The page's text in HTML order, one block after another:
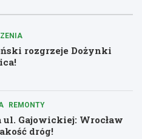
rozgrzeje Dożynki
REMONTY
ul. Gajowickiej: Wrocław
dróg!